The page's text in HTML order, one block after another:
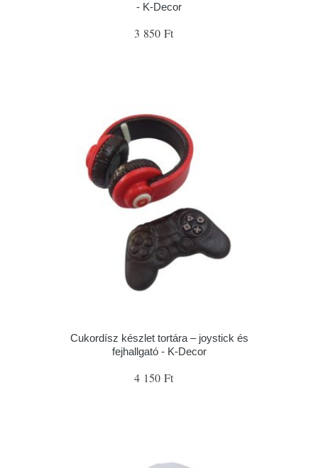
- K-Decor
3 850 Ft
Cukordísz készlet tortára – joystick és
fejhallgató - K-Decor
4 150 Ft